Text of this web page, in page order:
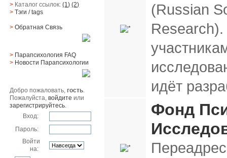
> Каталог ссылок:(1) (2)
> Тэги/ tags
> Обратная Cвязь
> Парапсихология FAQ
> Новости Парапсихологии
Добро пожаловать,гость.
Пожалуйста,войдите или
зарегистрируйтесь.
Вход:
Пароль:
Войти
на:
(Russian
идёт
Фонд